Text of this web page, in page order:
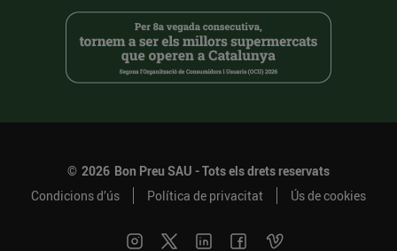
© 2026 Bon Preu SAU - Tots els drets reservats
Condicions d’ús
Política de privacitat Ús de cookies